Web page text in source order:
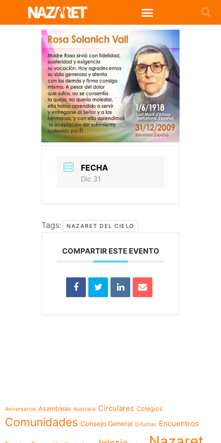
FECHA
Dic 31
Tags: NAZARET DEL CIELO
COMPARTIR ESTE EVENTO
Aniversarios Asambleas Australia Circulares Colegios
Comunidades Consejo General Difuntas Encuentros